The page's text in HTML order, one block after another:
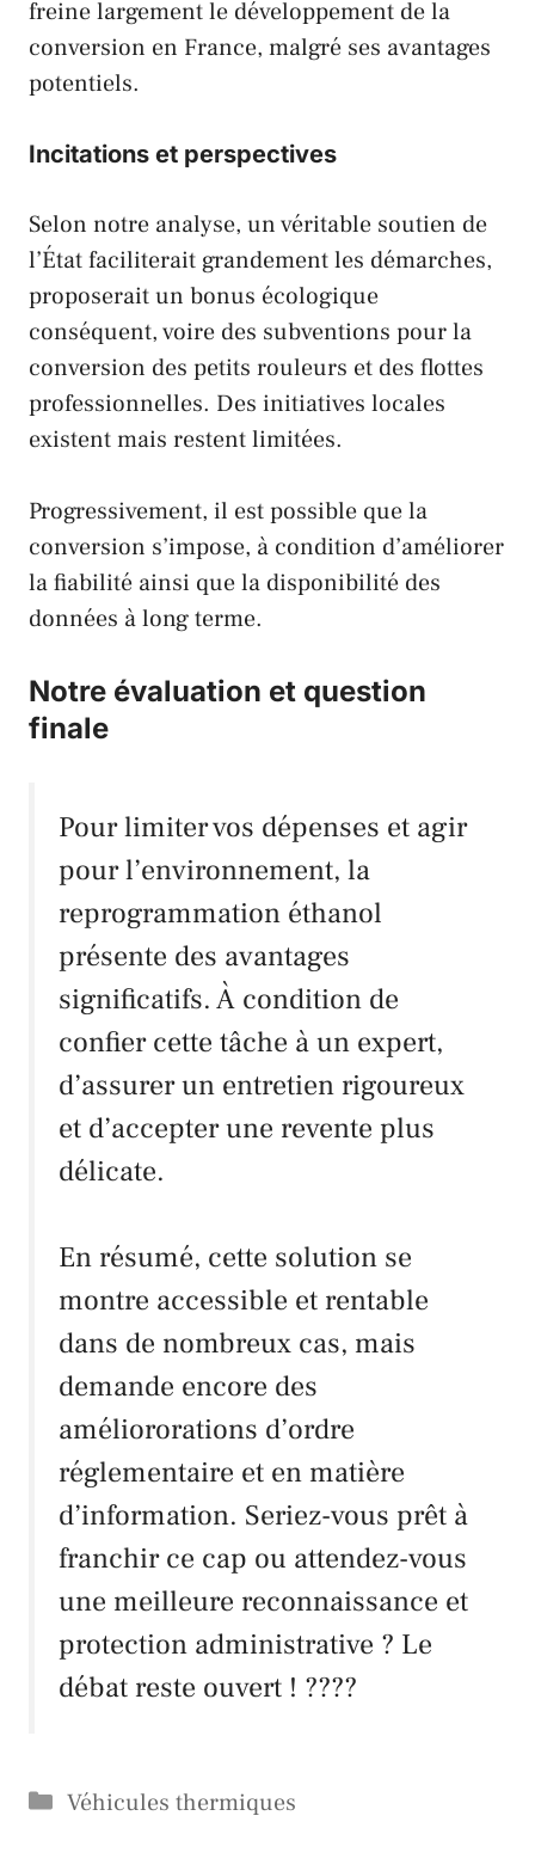
freine largement le développement de la
conversion en France, malgré ses avantages
potentiels.
Incitations et perspectives
Selon notre analyse, un véritable soutien de
l’État faciliterait grandement les démarches,
proposerait un bonus écologique
conséquent, voire des subventions pour la
conversion des petits rouleurs et des flottes
professionnelles. Des initiatives locales
existent mais restent limitées.
Progressivement, il est possible que la
conversion s’impose, à condition d’améliorer
la fiabilité ainsi que la disponibilité des
données à long terme.
Notre évaluation et question
finale
Pour limiter vos dépenses et agir
pour l’environnement, la
reprogrammation éthanol
présente des avantages
significatifs. À condition de
confier cette tâche à un expert,
d’assurer un entretien rigoureux
et d’accepter une revente plus
délicate.
En résumé, cette solution se
montre accessible et rentable
dans de nombreux cas, mais
demande encore des
améliororations d’ordre
réglementaire et en matière
d’information. Seriez-vous prêt à
franchir ce cap ou attendez-vous
une meilleure reconnaissance et
protection administrative ? Le
débat reste ouvert ! ????
Catégories
Véhicules thermiques